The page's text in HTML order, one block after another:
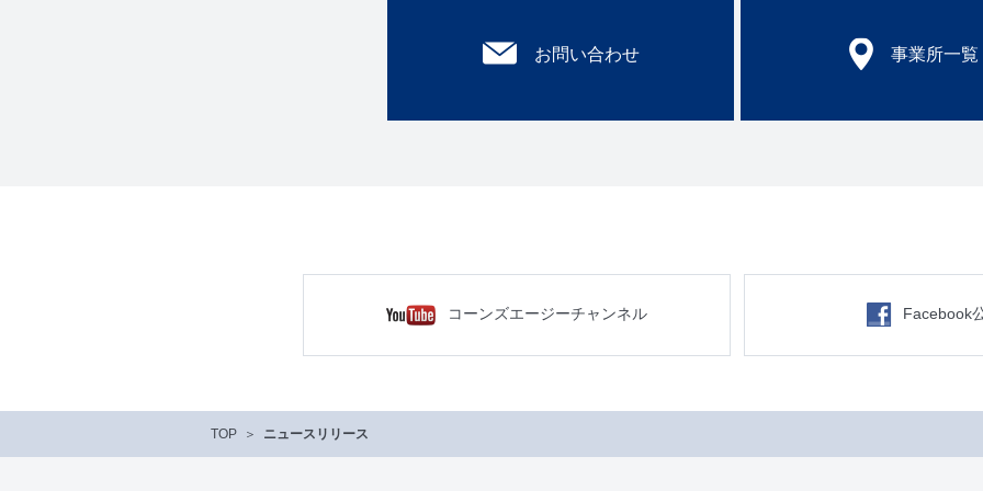
お問い合わせ 事業所一覧
コーンズエージーチャンネル Facebook
TOP ニュースリリース